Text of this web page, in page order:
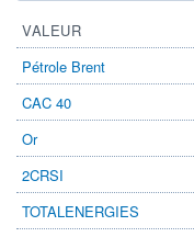
VALEUR
Pétrole Brent
CAC 40
Or
2CRSI
TOTALENERGIES